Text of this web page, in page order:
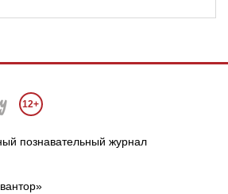
12+
познавательный журнал